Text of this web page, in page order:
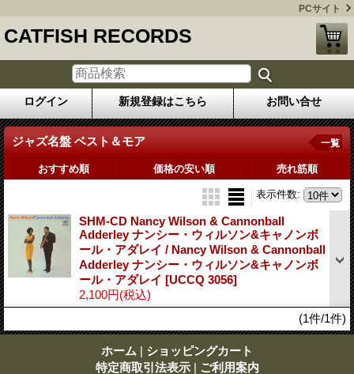
PCサイト
CATFISH RECORDS
ログイン 新規登録はこちら お問い合せ
ジャズ名盤 ベスト＆モア 一覧
おすすめ順 価格の安い順 売れ筋順
表示件数:
SHM-CD Nancy Wilson & Cannonball
Adderley ナンシー・ウィルソン&キャノンボ
ール・アダレイ / Nancy Wilson & Cannonball
Adderley ナンシー・ウィルソン&キャノンボ
ール・アダレイ [UCCQ 3056]
2,100円(税込)
(1件/1件)
ホーム | ショッピングカート
特定商取引法表示 | ご利用案内